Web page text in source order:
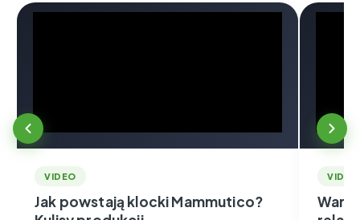
VIDEO
Jak powstają klocki Mammutico?
VIDEO